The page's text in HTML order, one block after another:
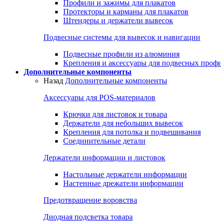
Профили и зажимы для плакатов
Протекторы и карманы для плакатов
Штендеры и держатели вывесок
Подвесные системы для вывесок и навигации
Подвесные профили из алюминия
Крепления и аксессуары для подвесных
Дополнительные компоненты
Назад Дополнительные компоненты
Аксессуары для POS-материалов
Крючки для листовок и товара
Держатели для небольших вывесок
Крепления для потолка и подвешивания
Соединительные детали
Держатели информации и листовок
Настольные держатели информации
Настенные дрежатели информации
Предотвращение воровства
Диодная подсветка товара